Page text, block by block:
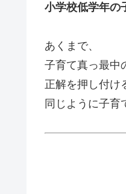
小学校低学年の
あくまで、
子育て真っ最中
正解を押し付け
同じように子育